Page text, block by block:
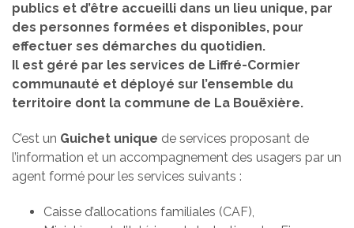
publics et d’être accueilli dans un lieu unique, par
des personnes formées et disponibles, pour
effectuer ses démarches du quotidien.
Il est géré par les services de Liffré-Cormier
communauté et déployé sur l’ensemble du
territoire dont la commune de La Bouëxière.
C’est un Guichet unique de services proposant de
l’information et un accompagnement des usagers par un
agent formé pour les services suivants :
Caisse d’allocations familiales (CAF),